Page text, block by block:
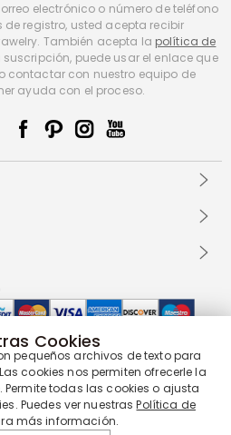
electrónico o número de teléfono
registro, usted acepta recibir
También acepta la política de
puede usar el enlace que
contactar con nuestro equipo de
ayuda con el proceso.
Cookies
pequeños archivos de texto para
cookies nos permiten ofrecerle la
Permite todas las cookies o ajusta
Puedes ver nuestrasPolítica de
más información.